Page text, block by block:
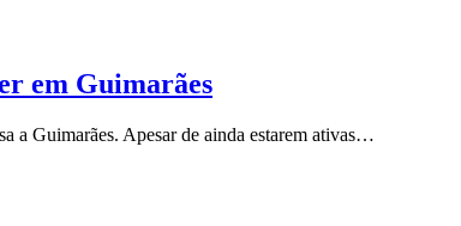
em Guimarães
a Guimarães. Apesar de ainda estarem ativas…